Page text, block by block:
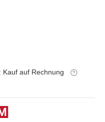
auf Rechnung